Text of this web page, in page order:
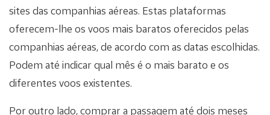
sites das companhias aéreas. Estas plataformas
oferecem-lhe os voos mais baratos oferecidos pelas
companhias aéreas, de acordo com as datas escolhidas.
Podem até indicar qual mês é o mais barato e os
diferentes voos existentes.
Por outro lado, comprar a passagem até dois meses